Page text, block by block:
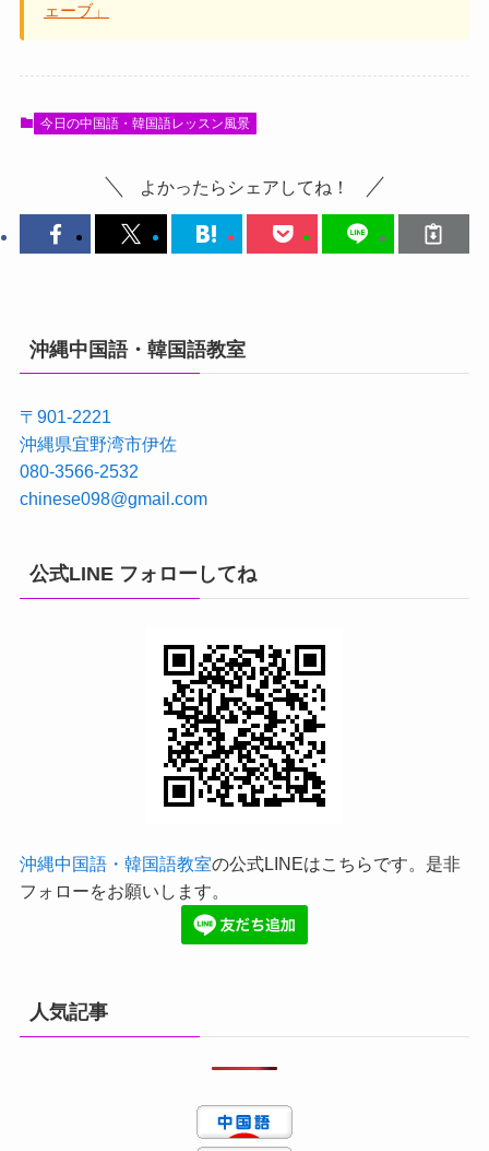
ェーブ」
今日の中国語・韓国語レッスン風景
よかったらシェアしてね！
沖縄中国語・韓国語教室
〒901-2221
沖縄県宜野湾市伊佐
080-3566-2532
chinese098@gmail.com
公式LINE フォローしてね
沖縄中国語・韓国語教室の公式LINEはこちらです。是非
フォローをお願いします。
人気記事